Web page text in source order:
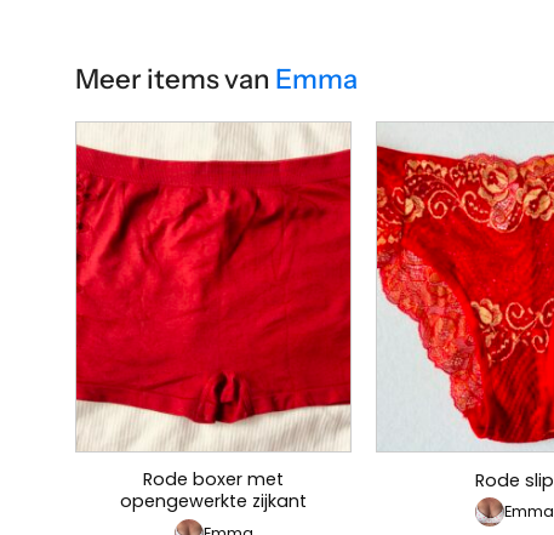
Meer items van Emma
Rode boxer met
opengewerkte zijkant
Rode slip
Emma